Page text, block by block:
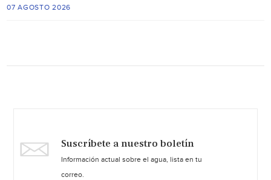
07 AGOSTO 2026
Suscríbete a nuestro boletín
Información actual sobre el agua, lista en tu
correo.